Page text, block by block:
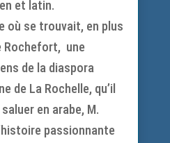
et latin.
où se trouvait, en plus
Rochefort, une
de la diaspora
de La Rochelle, qu’il
en arabe, M.
passionnante